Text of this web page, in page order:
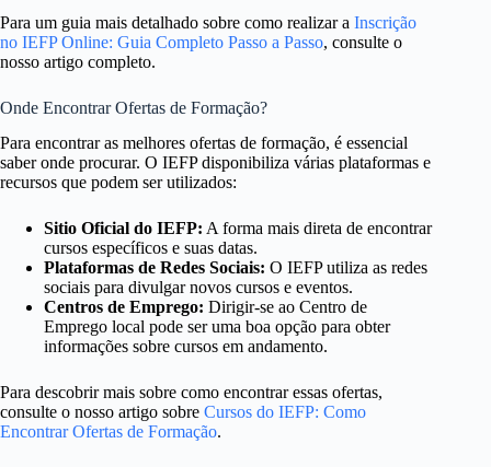
Para um guia mais detalhado sobre como realizar a Inscrição
no IEFP Online: Guia Completo Passo a Passo, consulte o
nosso artigo completo.
Onde Encontrar Ofertas de Formação?
Para encontrar as melhores ofertas de formação, é essencial
saber onde procurar. O IEFP disponibiliza várias plataformas e
recursos que podem ser utilizados:
Sitio Oficial do IEFP: A forma mais direta de encontrar
cursos específicos e suas datas.
Plataformas de Redes Sociais: O IEFP utiliza as redes
sociais para divulgar novos cursos e eventos.
Centros de Emprego: Dirigir-se ao Centro de
Emprego local pode ser uma boa opção para obter
informações sobre cursos em andamento.
Para descobrir mais sobre como encontrar essas ofertas,
consulte o nosso artigo sobre Cursos do IEFP: Como
Encontrar Ofertas de Formação.